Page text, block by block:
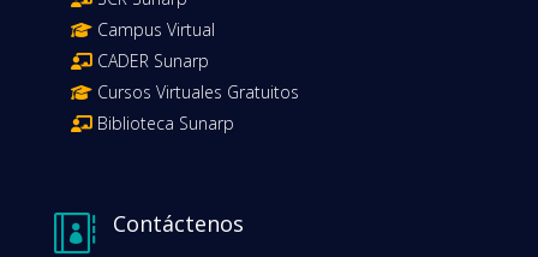
Campus Virtual
CADER Sunarp
Cursos Virtuales Gratuitos
Biblioteca Sunarp
 Contáctenos